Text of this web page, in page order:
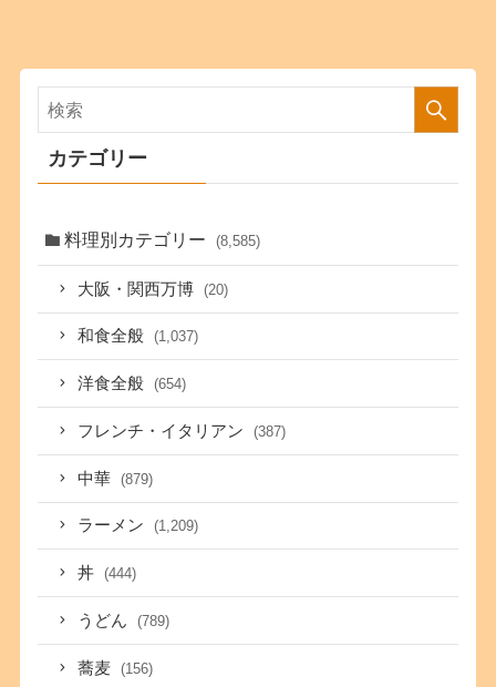
カテゴリー
料理別カテゴリー (8,585)
大阪・関西万博 (20)
和食全般 (1,037)
洋食全般 (654)
フレンチ・イタリアン (387)
中華 (879)
ラーメン (1,209)
丼 (444)
うどん (789)
蕎麦 (156)